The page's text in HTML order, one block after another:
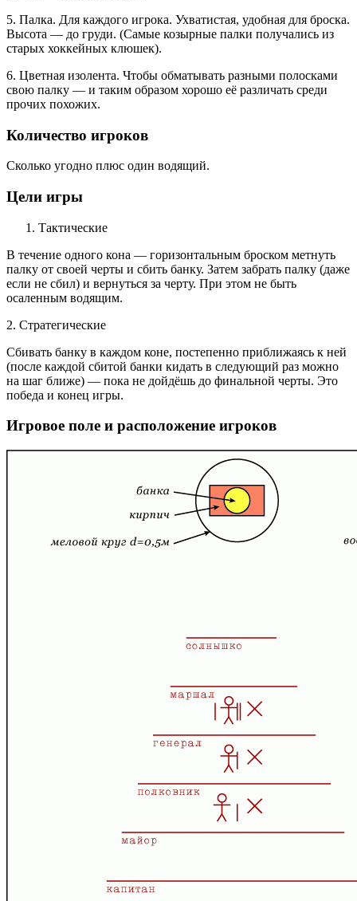
5. Палка. Для каждого игрока. Ухватистая, удобная для броска.
Высота — до груди. (Самые козырные палки получались из
старых хоккейных клюшек).
6. Цветная изолента. Чтобы обматывать разными полосками
свою палку — и таким образом хорошо её различать среди
прочих похожих.
Количество игроков
Сколько угодно плюс один водящий.
Цели игры
Тактические
В течение одного кона — горизонтальным броском метнуть
палку от своей черты и сбить банку. Затем забрать палку (даже
если не сбил) и вернуться за черту. При этом не быть
осаленным водящим.
2. Стратегические
Сбивать банку в каждом коне, постепенно приближаясь к ней
(после каждой сбитой банки кидать в следующий раз можно
на шаг ближе) — пока не дойдёшь до финальной черты. Это
победа и конец игры.
Игровое поле и расположение игроков